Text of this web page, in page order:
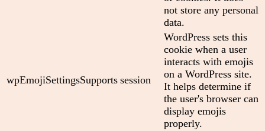
not store any personal
data.
wpEmojiSettingsSupports session
WordPress sets this
cookie when a user
interacts with emojis
on a WordPress site.
It helps determine if
the user's browser can
display emojis
properly.